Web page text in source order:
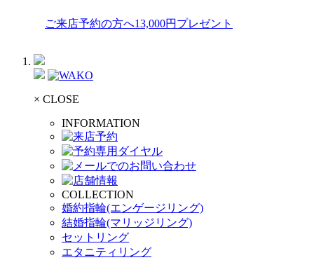
ご来店予約の方へ13,000円プレゼント
× CLOSE
INFORMATION
COLLECTION
婚約指輪(エンゲージリング)
結婚指輪(マリッジリング)
セットリング
エタニティリング